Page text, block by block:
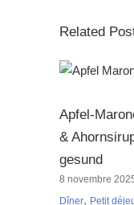
Related
Apfel-
&
gesund
8 novembre
Dîner, Petit